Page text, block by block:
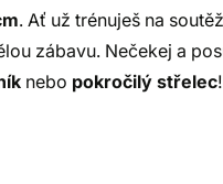
. Ať už trénuješ na
zábavu. Nečekej a
nebo pokročilý střelec!